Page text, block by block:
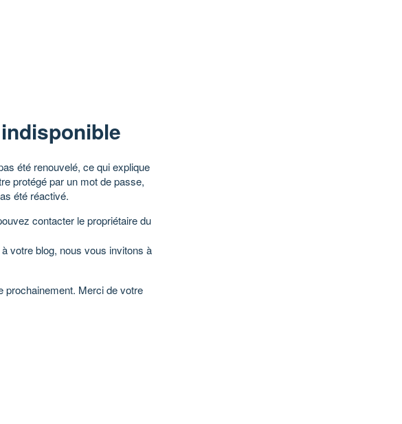
été renouvelé, ce qui explique
protégé par un mot de passe,
été réactivé.
contacter le propriétaire du
votre blog, nous vous invitons à
prochainement. Merci de votre